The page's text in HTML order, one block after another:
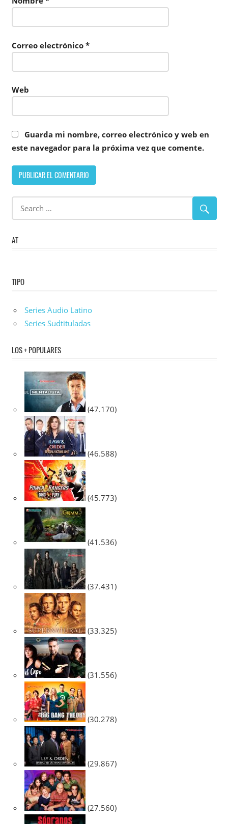
Correo electrónico *
Web
Guarda mi nombre, correo electrónico y web en
este navegador para la próxima vez que comente.
AT
TIPO
Series Audio Latino
Series Sudtituladas
LOS + POPULARES
(47.170)
(46.588)
(45.773)
(41.536)
(37.431)
(33.325)
(31.556)
(30.278)
(29.867)
(27.560)